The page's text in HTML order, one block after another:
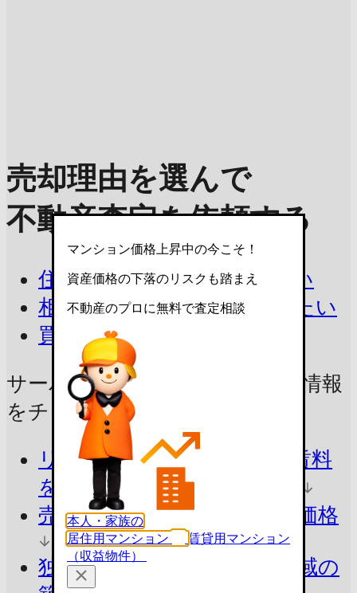
売却理由を選んで
不動産査定を依頼する
住み替えで今の家を売りたい
相続したマンションを売りたい
買取を相談したい
サーパス舟津町の売却に
役立つ情報
をチェック！
リアルな売出し価格・募集賃料
を知る 今の市場価格を把握
売ったらいくら？
参考査定価格
独自ロジックで算出
同じ地域の
マンション価格上昇中の今こそ！
資産価格の下落のリスクも踏まえ
不動産のプロに無料で査定相談
本人・家族の
居住用マンション
賃貸用マンション
（収益物件）